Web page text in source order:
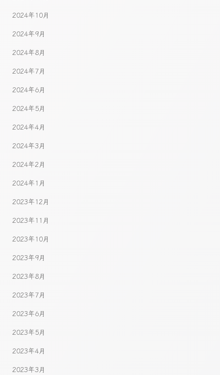
2024年10月
2024年9月
2024年8月
2024年7月
2024年6月
2024年5月
2024年4月
2024年3月
2024年2月
2024年1月
2023年12月
2023年11月
2023年10月
2023年9月
2023年8月
2023年7月
2023年6月
2023年5月
2023年4月
2023年3月